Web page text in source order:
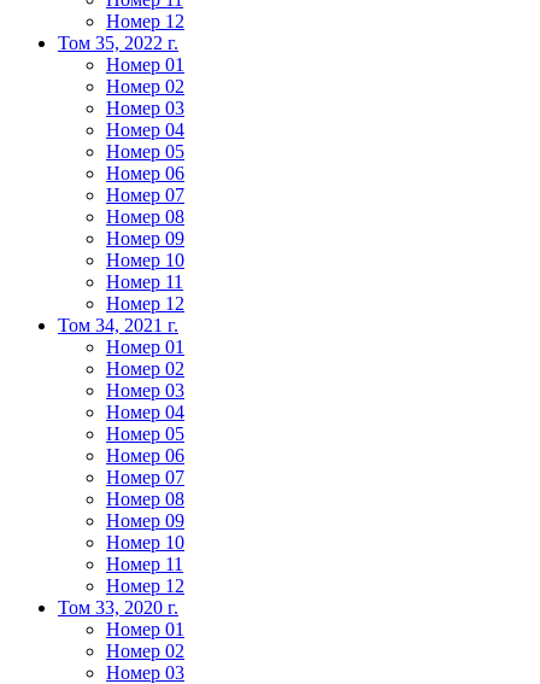
Номер 12
Том 35, 2022 г.
Номер 01
Номер 02
Номер 03
Номер 04
Номер 05
Номер 06
Номер 07
Номер 08
Номер 09
Номер 10
Номер 11
Номер 12
Том 34, 2021 г.
Номер 01
Номер 02
Номер 03
Номер 04
Номер 05
Номер 06
Номер 07
Номер 08
Номер 09
Номер 10
Номер 11
Номер 12
Том 33, 2020 г.
Номер 01
Номер 02
Номер 03